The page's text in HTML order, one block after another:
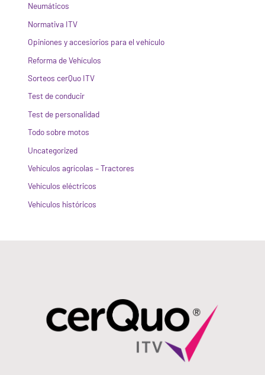
Neumáticos
Normativa ITV
Opiniones y accesiorios para el vehículo
Reforma de Vehículos
Sorteos cerQuo ITV
Test de conducir
Test de personalidad
Todo sobre motos
Uncategorized
Vehículos agrícolas – Tractores
Vehículos eléctricos
Vehículos históricos